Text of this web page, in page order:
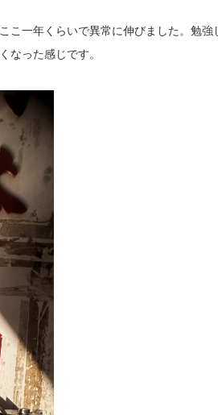
こ一年くらいで異常に伸びました。勉強
なった感じです。